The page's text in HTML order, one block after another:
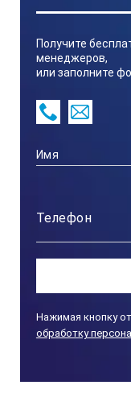
Получите
менеджеров,
или заполните
Нажимая кнопку
обработку